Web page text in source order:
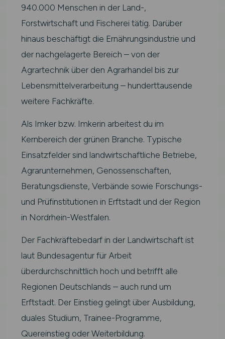
940.000 Menschen in der Land-,
Forstwirtschaft und Fischerei tätig. Darüber
hinaus beschäftigt die Ernährungsindustrie und
der nachgelagerte Bereich – von der
Agrartechnik über den Agrarhandel bis zur
Lebensmittelverarbeitung – hunderttausende
weitere Fachkräfte.
Als Imker bzw. Imkerin arbeitest du im
Kernbereich der grünen Branche. Typische
Einsatzfelder sind landwirtschaftliche Betriebe,
Agrarunternehmen, Genossenschaften,
Beratungsdienste, Verbände sowie Forschungs-
und Prüfinstitutionen in Erftstadt und der Region
in Nordrhein-Westfalen.
Der Fachkräftebedarf in der Landwirtschaft ist
laut Bundesagentur für Arbeit
überdurchschnittlich hoch und betrifft alle
Regionen Deutschlands – auch rund um
Erftstadt. Der Einstieg gelingt über Ausbildung,
duales Studium, Trainee-Programme,
Quereinstieg oder Weiterbildung.